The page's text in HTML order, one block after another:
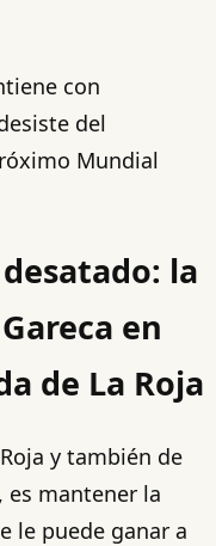
con
del
Mundial
la
en
de La Roja
y también de
es mantener la
le puede ganar a